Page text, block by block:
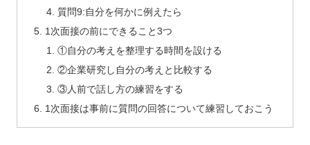
質問9:自分を何かに例えたら
1次面接の前にできること3つ
①自分の考えを整理する時間を設ける
②企業研究し自分の考えと比較する
③人前で話し方の練習をする
1次面接は事前に質問の回答について練習しておこう